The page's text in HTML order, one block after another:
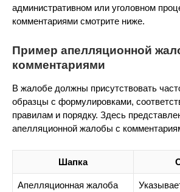
административном или уголовном
комментариями смотрите ниже.
Пример апелляционной
комментариями
В жалобе должны присутствовать
образцы с формулировками,
правилам и порядку. Здесь
апелляционной жалобы с
Шапка
Апелляционная жалоба